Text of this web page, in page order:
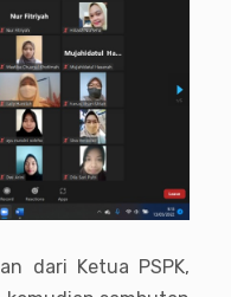
dari Ketua PSPK,